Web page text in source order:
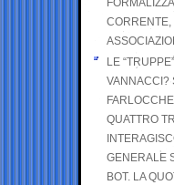
CORRENTE,
LE
VANNACCI?
QUATTRO
GENERALE
BOT. LA